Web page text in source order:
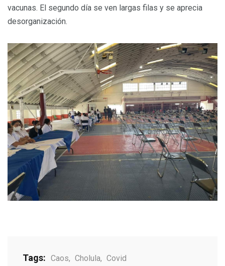
vacunas. El segundo día se ven largas filas y se aprecia
desorganización.
Tags: Caos, Cholula, Covid